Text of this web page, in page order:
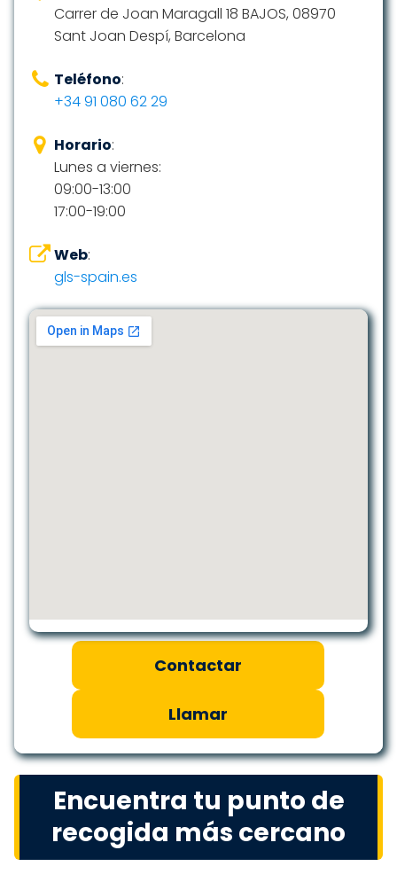
Carrer de Joan Maragall 18 BAJOS, 08970
Sant Joan Despí, Barcelona
Teléfono:
+34 91 080 62 29
Horario:
Lunes a viernes:
09:00-13:00
17:00-19:00
Web:
gls-spain.es
Contactar
Llamar
Encuentra tu punto de
recogida más cercano